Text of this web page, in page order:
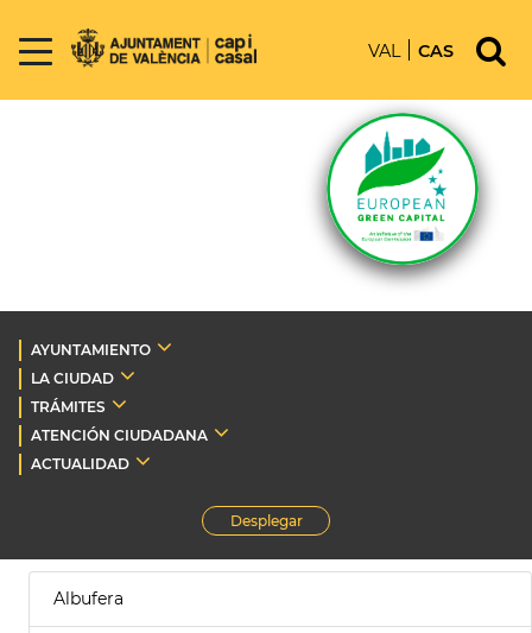
VAL CAS
AYUNTAMIENTO
LA CIUDAD
TRÁMITES
ATENCIÓN CIUDADANA
ACTUALIDAD
Desplegar
Albufera